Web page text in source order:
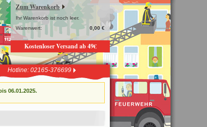
Zum Warenkorb
Ihr Warenkorb ist noch leer.
Warenwert:
0,00 €
Kostenloser Versand ab 49€
Hotline: 02165-376699
06.01.2025.